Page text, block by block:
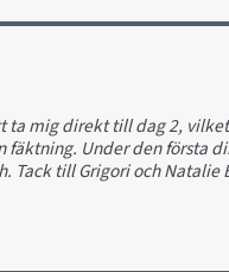
mig direkt till dag 2,
Under den första
Tack till Grigori och